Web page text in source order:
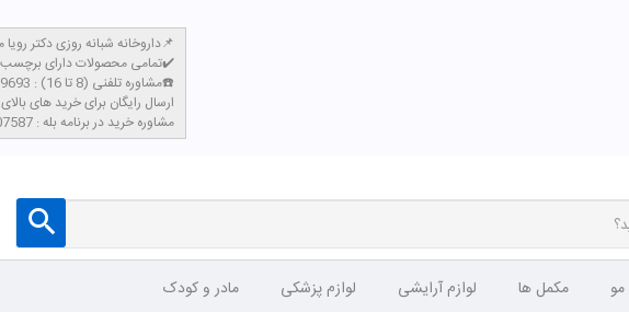
داروخانه شبانه روزی دکتر رویا میرنظامی📌
تمامی محصولات دارای برچسب اصالت کالا و سیب سلامت میباشند✔️
مشاوره تلفنی (8 تا 16) : 02165389693☎️
​ارسال رایگان برای خرید های بالای 4 میلیون تومان با پست پیشتاز
مشاوره خرید در برنامه بله : 09302007587
مکمل ها لوازم آرایشی لوازم پزشکی مادر و کودک